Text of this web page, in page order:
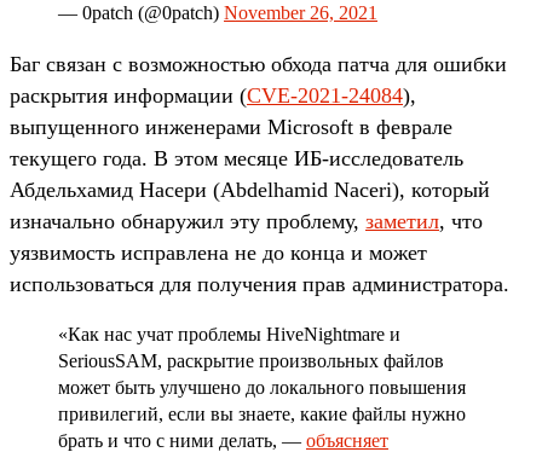
— 0patch (@0patch) November 26, 2021
Баг связан с возможностью обхода патча для ошибки
раскрытия информации (CVE-2021-24084),
выпущенного инженерами Microsoft в феврале
текущего года. В этом месяце ИБ-исследователь
Абдельхамид Насери (Abdelhamid Naceri), который
изначально обнаружил эту проблему, заметил, что
уязвимость исправлена не до конца и может
использоваться для получения прав администратора.
«Как нас учат проблемы HiveNightmare и
SeriousSAM, раскрытие произвольных файлов
может быть улучшено до локального повышения
привилегий, если вы знаете, какие файлы нужно
брать и что с ними делать, — объясняет